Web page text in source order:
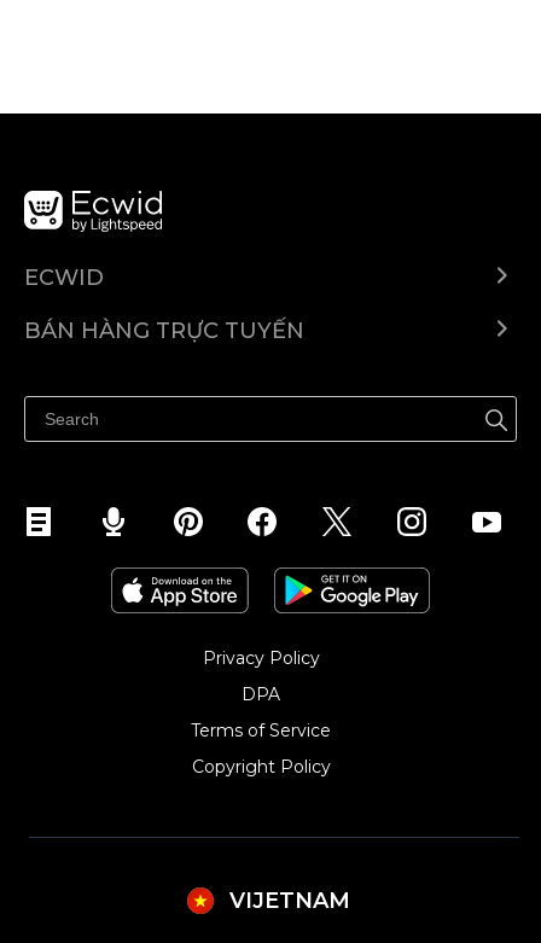
ECWID
Trung tâm trợ giúp
BÁN HÀNG TRỰC TUYẾN
Quảng bá ở bất cứ đâu
Kiểm soát mọi thứ
Privacy Policy
DPA
Terms of Service
Copyright Policy‎
VIJETNAM